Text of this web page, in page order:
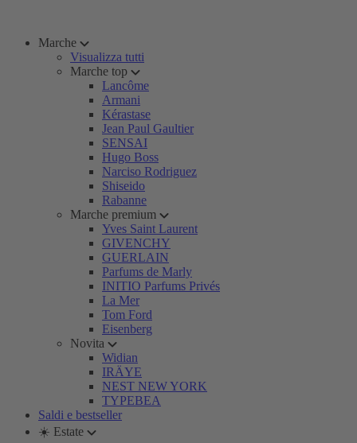
Marche
Visualizza tutti
Marche top
Lancôme
Armani
Kérastase
Jean Paul Gaultier
SENSAI
Hugo Boss
Narciso Rodriguez
Shiseido
Rabanne
Marche premium
Yves Saint Laurent
GIVENCHY
GUERLAIN
Parfums de Marly
INITIO Parfums Privés
La Mer
Tom Ford
Eisenberg
Novita
Widian
IRÄYE
NEST NEW YORK
TYPEBEA
Saldi e bestseller
☀️ Estate